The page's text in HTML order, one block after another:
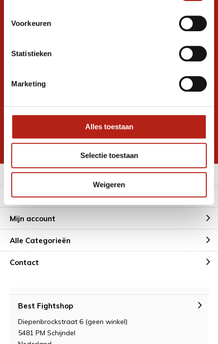
Voorkeuren
Statistieken
Marketing
Alles toestaan
Selectie toestaan
Weigeren
Stel je vraag in de chat, en we helpen je
graag verder. 24/7
Volg ons
promoties
* Lees hier de wettelijke beperkingen
Meer informatie
Klantenservice
Mijn account
Alle Categorieën
Contact
Best Fightshop
Diepenbrockstraat 6 (geen winkel)
5481 PM Schijndel